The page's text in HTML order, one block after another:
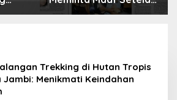
Trekking di Hutan Tropis
Jambi: Menikmati Keindahan